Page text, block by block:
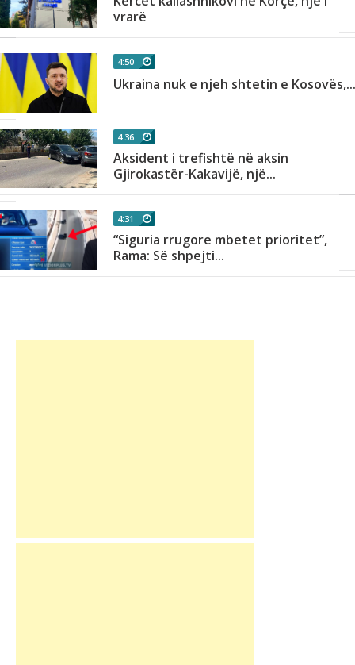
vrarë
4:50
Ukraina nuk e njeh shtetin e Kosovës,...
4:36
Aksident i trefishtë në aksin
Gjirokastër-Kakavijë, një...
4:31
“Siguria rrugore mbetet prioritet”,
Rama: Së shpejti...